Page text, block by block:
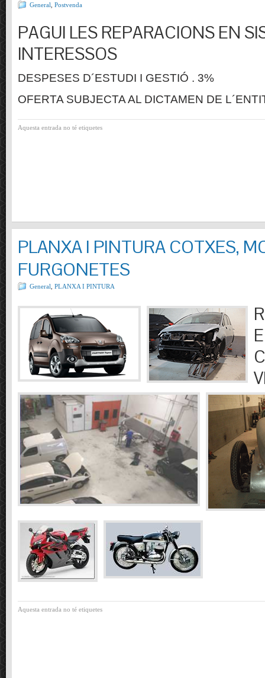
General Postvenda
PAGUI LES REPARACIONS EN
INTERESSOS
DESPESES D´ESTUDI I GESTIÓ . 3%
OFERTA SUBJECTA AL DICTAMEN DE
Aquesta entrada no té etiquetes
PLANXA I PINTURA COTXES,
FURGONETES
General PLANXA I PINTURA
Aquesta entrada no té etiquetes